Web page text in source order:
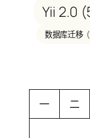
Yii 2.0
数据库迁移
一 二